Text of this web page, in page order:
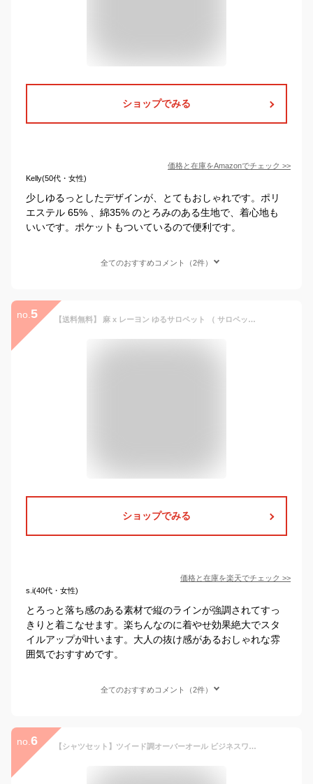
ショップでみる
価格と在庫をAmazonでチェック >>
Kelly(50代・女性)
少しゆるっとしたデザインが、とてもおしゃれです。ポリ
エステル 65% 、綿35% のとろみのある生地で、着心地も
いいです。ポケットもついているので便利です。
全てのおすすめコメント（2件）
no. 5 【送料無料】 麻 x レーヨン ゆるサロペット （ サロペット レディース リネン ワイドパンツ サロペ Vネック オールインワン ） 【メール便（ネコポス）無料商品】
ショップでみる
価格と在庫を楽天でチェック >>
s.i(40代・女性)
とろっと落ち感のある素材で縦のラインが強調されてすっ
きりと着こなせます。楽ちんなのに着やせ効果絶大でスタ
イルアップが叶います。大人の抜け感があるおしゃれな雰
囲気でおすすめです。
全てのおすすめコメント（2件）
no. 6 【シャツセット】ツイード調オーバーオール ビジネスワンピース オーバーオール カジュアルスーツ 大人カジュアル 春夏 秋 オールシーズン対応 大人コーデ アラサーコーデ アラサーファッション きれい目コーデ きれい目カジュアル